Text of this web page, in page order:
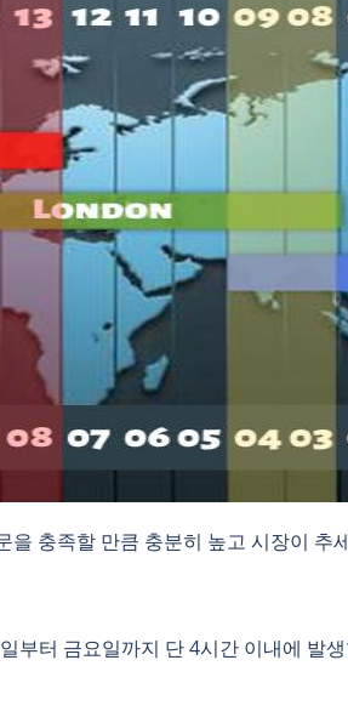
충족할 만큼 충분히 높고 시장이 추
부터 금요일까지 단 4시간 이내에 발